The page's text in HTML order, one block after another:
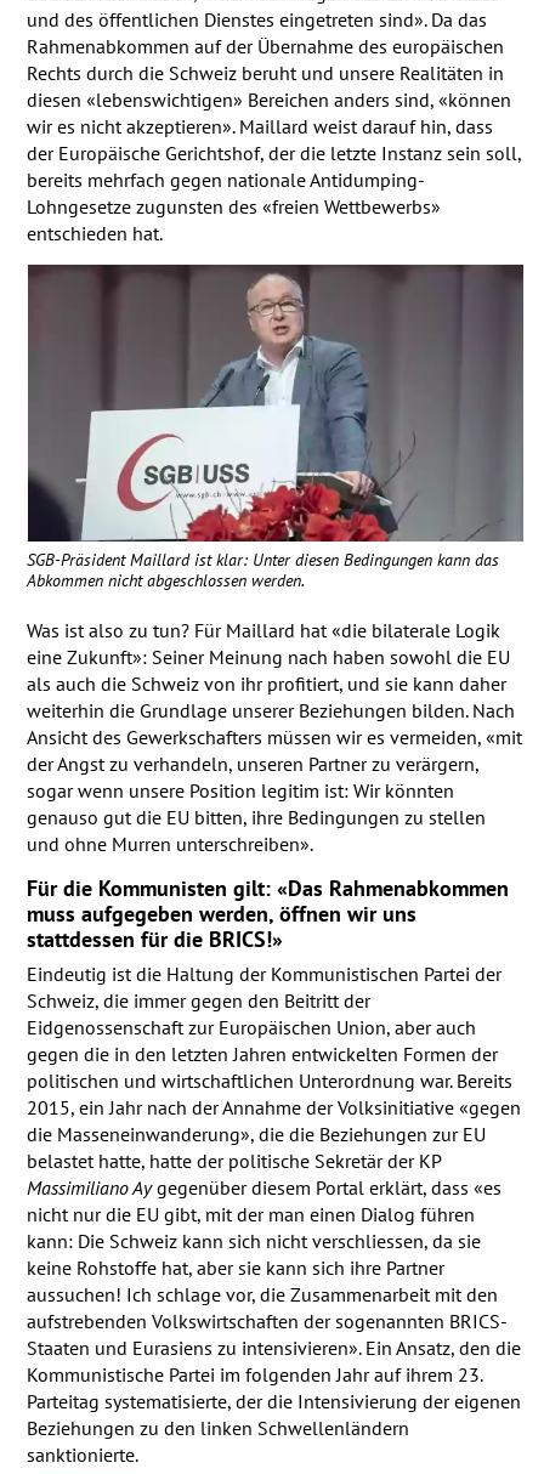
und des öffentlichen Dienstes eingetreten sind». Da das
Rahmenabkommen auf der Übernahme des europäischen
Rechts durch die Schweiz beruht und unsere Realitäten in
diesen «lebenswichtigen» Bereichen anders sind, «können
wir es nicht akzeptieren». Maillard weist darauf hin, dass
der Europäische Gerichtshof, der die letzte Instanz sein soll,
bereits mehrfach gegen nationale Antidumping-
Lohngesetze zugunsten des «freien Wettbewerbs»
entschieden hat.
SGB-Präsident Maillard ist klar: Unter diesen Bedingungen kann das
Abkommen nicht abgeschlossen werden.
Was ist also zu tun? Für Maillard hat «die bilaterale Logik
eine Zukunft»: Seiner Meinung nach haben sowohl die EU
als auch die Schweiz von ihr profitiert, und sie kann daher
weiterhin die Grundlage unserer Beziehungen bilden. Nach
Ansicht des Gewerkschafters müssen wir es vermeiden, «mit
der Angst zu verhandeln, unseren Partner zu verärgern,
sogar wenn unsere Position legitim ist: Wir könnten
genauso gut die EU bitten, ihre Bedingungen zu stellen
und ohne Murren unterschreiben».
Für die Kommunisten gilt: «Das Rahmenabkommen
muss aufgegeben werden, öffnen wir uns
stattdessen für die BRICS!»
Eindeutig ist die Haltung der Kommunistischen Partei der
Schweiz, die immer gegen den Beitritt der
Eidgenossenschaft zur Europäischen Union, aber auch
gegen die in den letzten Jahren entwickelten Formen der
politischen und wirtschaftlichen Unterordnung war. Bereits
2015, ein Jahr nach der Annahme der Volksinitiative «gegen
die Masseneinwanderung», die die Beziehungen zur EU
belastet hatte, hatte der politische Sekretär der KP
Massimiliano Aygegenüber diesem Portal erklärt, dass «es
nicht nur die EU gibt, mit der man einen Dialog führen
kann: Die Schweiz kann sich nicht verschliessen, da sie
keine Rohstoffe hat, aber sie kann sich ihre Partner
aussuchen! Ich schlage vor, die Zusammenarbeit mit den
aufstrebenden Volkswirtschaften der sogenannten BRICS-
Staaten und Eurasiens zu intensivieren». Ein Ansatz, den die
Kommunistische Partei im folgenden Jahr auf ihrem 23.
Parteitag systematisierte, der die Intensivierung der eigenen
Beziehungen zu den linken Schwellenländern
sanktionierte.